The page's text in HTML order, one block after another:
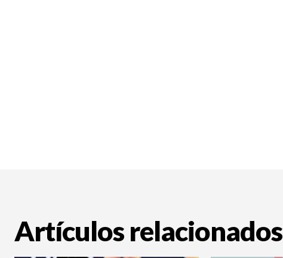
Artículos relacionados